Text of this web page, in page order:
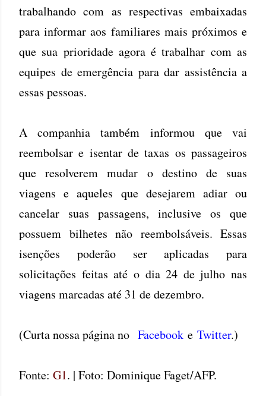
trabalhando com as respectivas embaixadas
para informar aos familiares mais próximos e
que sua prioridade agora é trabalhar com as
equipes de emergência para dar assistência a
essas pessoas.
A companhia também informou que vai
reembolsar e isentar de taxas os passageiros
que resolverem mudar o destino de suas
viagens e aqueles que desejarem adiar ou
cancelar suas passagens, inclusive os que
possuem bilhetes não reembolsáveis. Essas
isenções poderão ser aplicadas para
solicitações feitas até o dia 24 de julho nas
viagens marcadas até 31 de dezembro.
(Curta nossa página no Facebook e Twitter.)
Fonte: G1. | Foto: Dominique Faget/AFP.